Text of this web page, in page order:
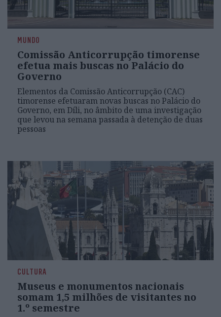
MUNDO
Comissão Anticorrupção timorense
efetua mais buscas no Palácio do
Governo
Elementos da Comissão Anticorrupção (CAC)
timorense efetuaram novas buscas no Palácio do
Governo, em Díli, no âmbito de uma investigação
que levou na semana passada à detenção de duas
pessoas
CULTURA
Museus e monumentos nacionais
somam 1,5 milhões de visitantes no
1.º semestre